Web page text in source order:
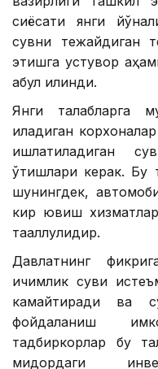
сиёсати янги
сувни тежайдиган
этишга устувор
қабул қилинди.
Янги талабларга
қиладиган
ишлатиладиган
ўтишлари керак. Бу
шунингдек,
кир ювиш
тааллуқлидир.
Давлатнинг
ичимлик суви
камайтиради ва
фойдаланиш
тадбиркорлар бу
миқдордаги